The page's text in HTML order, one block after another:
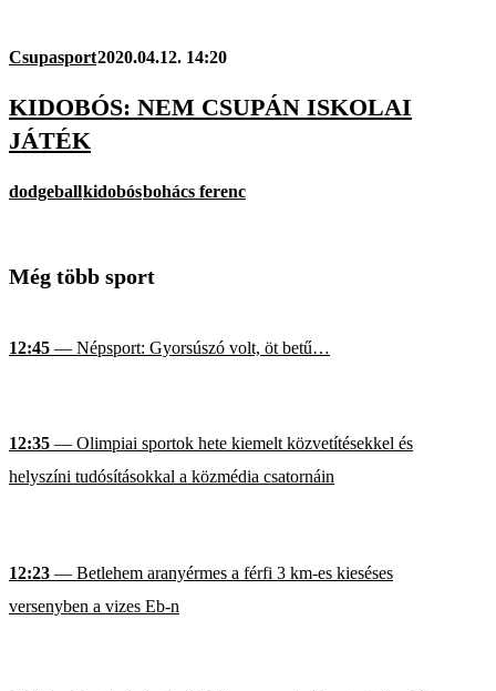
Csupasport2020.04.12. 14:20
KIDOBÓS: NEM CSUPÁN ISKOLAI
JÁTÉK
dodgeballkidobósbohács ferenc
Még több sport
12:45 — Népsport: Gyorsúszó volt, öt betű…
12:35 — Olimpiai sportok hete kiemelt közvetítésekkel és
helyszíni tudósításokkal a közmédia csatornáin
12:23 — Betlehem aranyérmes a férfi 3 km-es kieséses
versenyben a vizes Eb-n